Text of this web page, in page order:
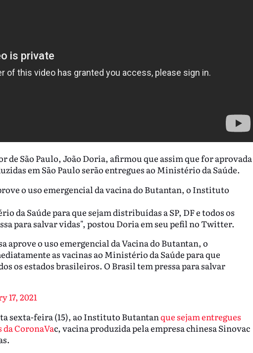
de São Paulo, João Doria, afirmou que assim que for aprovada
em São Paulo serão entregues ao Ministério da Saúde.
o uso emergencial da vacina do Butantan, o Instituto
da Saúde para que sejam distribuídas a SP, DF e todos os
para salvar vidas", postou Doria em seu pefil no Twitter.
aprove o uso emergencial da Vacina do Butantan, o
as vacinas ao Ministério da Saúde para que
os estados brasileiros. O Brasil tem pressa para salvar
17, 2021
sexta-feira (15), ao Instituto Butantanque sejam entregues
CoronaVac, vacina produzida pela empresa chinesa Sinovac